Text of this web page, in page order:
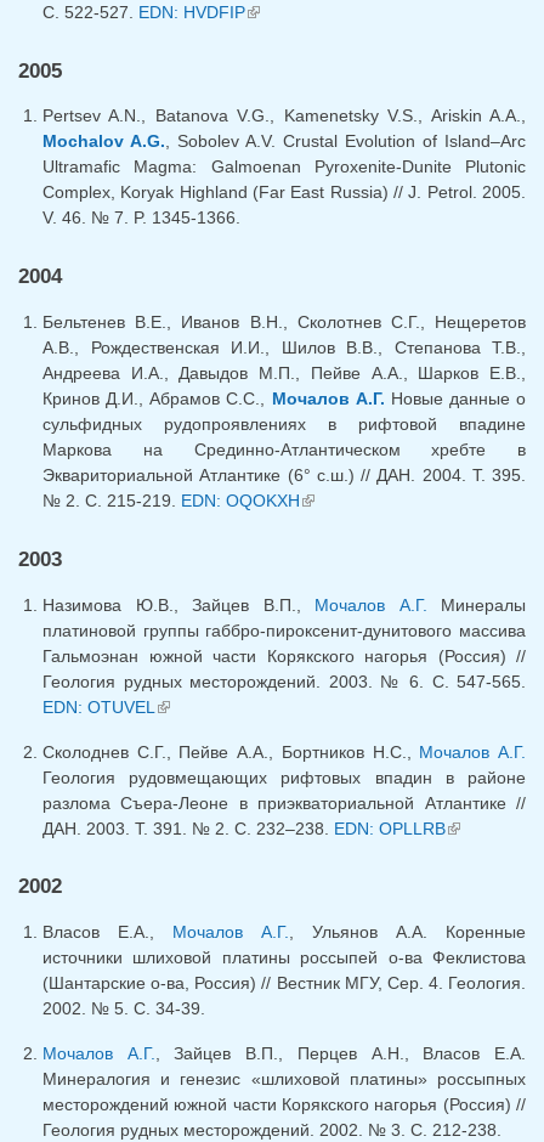
С. 522-527. EDN: HVDFIP(link is external)
2005
Pertsev A.N., Batanova V.G., Kamenetsky V.S., Ariskin A.A.,
Mochalov A.G., Sobolev A.V. Crustal Evolution of Island–Arc
Ultramafic Magma: Galmoenan Pyroxenite-Dunite Plutonic
Complex, Koryak Highland (Far East Russia) // J. Petrol. 2005.
V. 46. № 7. P. 1345-1366.
2004
Бельтенев В.Е., Иванов В.Н., Сколотнев С.Г., Нещеретов
А.В., Рождественская И.И., Шилов В.В., Степанова Т.В.,
Андреева И.А., Давыдов М.П., Пейве А.А., Шарков Е.В.,
Кринов Д.И., Абрамов С.С., Мочалов А.Г. Новые данные о
сульфидных рудопроявлениях в рифтовой впадине
Маркова на Срединно-Атлантическом хребте в
Эквариториальной Атлантике (6° с.ш.) // ДАН. 2004. Т. 395.
№ 2. С. 215-219. EDN: OQOKXH(link is external)
2003
Назимова Ю.В., Зайцев В.П., Мочалов А.Г. Минералы
платиновой группы габбро-пироксенит-дунитового массива
Гальмоэнан южной части Корякского нагорья (Россия) //
Геология рудных месторождений. 2003. № 6. С. 547-565.
EDN: OTUVEL (link is external)
Сколоднев С.Г., Пейве А.А., Бортников Н.С., Мочалов А.Г.
Геология рудовмещающих рифтовых впадин в районе
разлома Съера-Леоне в приэкваториальной Атлантике //
ДАН. 2003. Т. 391. № 2. С. 232–238. EDN: OPLLRB(link is
2002
Власов Е.А., Мочалов А.Г., Ульянов А.А. Коренные
источники шлиховой платины россыпей о-ва Феклистова
(Шантарские о-ва, Россия) // Вестник МГУ, Сер. 4. Геология.
2002. № 5. С. 34-39.
Мочалов А.Г., Зайцев В.П., Перцев А.Н., Власов Е.А.
Минералогия и генезис «шлиховой платины» россыпных
месторождений южной части Корякского нагорья (Россия) //
Геология рудных месторождений. 2002. № 3. С. 212-238.